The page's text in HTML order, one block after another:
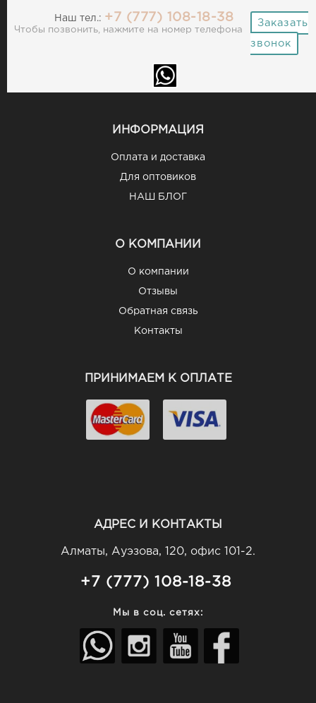
Наш тел.: +7 (777) 108-18-38
Чтобы позвонить, нажмите на номер телефона
Заказать
звонок
ИНФОРМАЦИЯ
Оплата и доставка
Для оптовиков
НАШ БЛОГ
О КОМПАНИИ
О компании
Отзывы
Обратная связь
Контакты
ПРИНИМАЕМ К ОПЛАТЕ
АДРЕС И КОНТАКТЫ
Алматы, Ауэзова, 120, офис 101-2.
+7 (777) 108-18-38
Мы в соц. сетях: